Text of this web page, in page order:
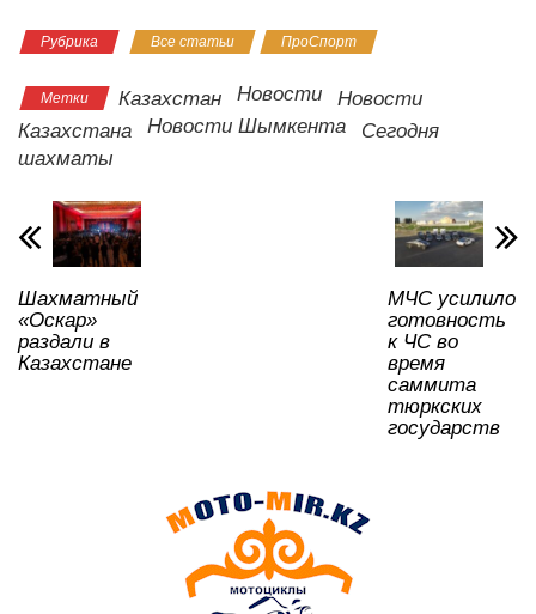
at
s
A
p
p
c
e
b
o
o
k
tt
er
n
o
kl
e
gr
a
.R
u
ть
Рубрика Все статьи ПроСпорт
Метки Казахстан Новости
Новости
Казахстана
Новости Шымкента
Сегодня
шахматы
Шахматный
«Оскар»
раздали в
Казахстане
МЧС усилило
готовность
к ЧС во
время
саммита
тюркских
государств